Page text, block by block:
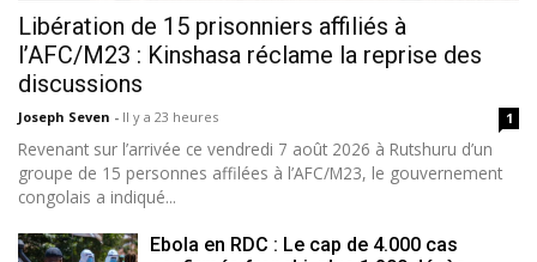
Libération de 15 prisonniers affiliés à
l’AFC/M23 : Kinshasa réclame la reprise des
discussions
Joseph Seven - Il y a 23 heures 1
Revenant sur l’arrivée ce vendredi 7 août 2026 à Rutshuru d’un
groupe de 15 personnes affilées à l’AFC/M23, le gouvernement
congolais a indiqué...
Ebola en RDC : Le cap de 4.000 cas